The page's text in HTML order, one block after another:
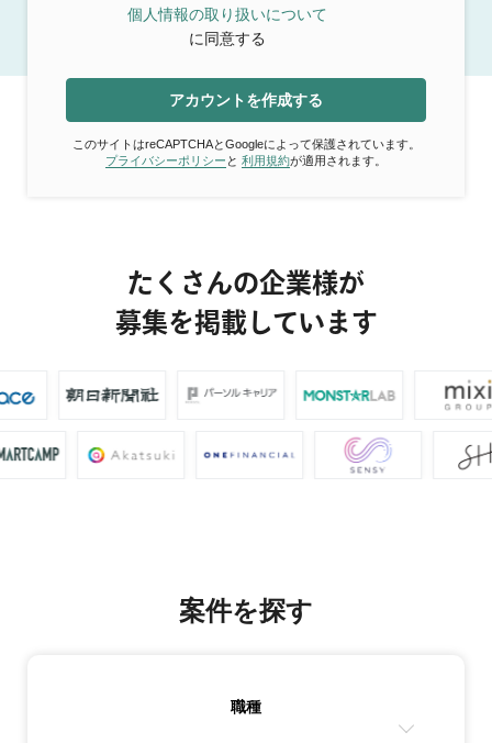
個人情報の取り扱いについて
に同意する
アカウントを作成する
このサイトはreCAPTCHAとGoogleによって保護されています。
プライバシーポリシー と 利用規約が適用されます。
たくさんの企業様が
募集を掲載しています
案件を探す
職種